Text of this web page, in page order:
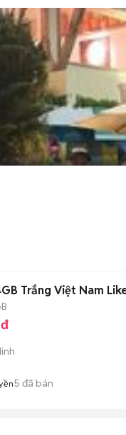
Trắng Việt Nam
5 đã bán